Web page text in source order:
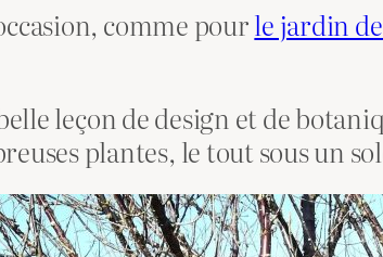
comme pourle jardin
leçon de design et de
plantes, le tout sous un